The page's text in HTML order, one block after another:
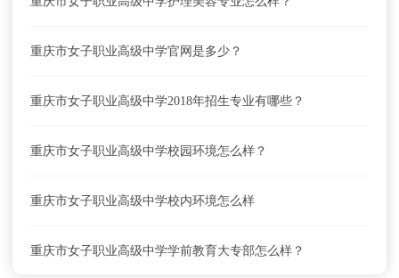
重庆市女子职业高级中学官网是多少？
重庆市女子职业高级中学2018年招生专业有哪些？
重庆市女子职业高级中学校园环境怎么样？
重庆市女子职业高级中学校内环境怎么样
重庆市女子职业高级中学学前教育大专部怎么样？